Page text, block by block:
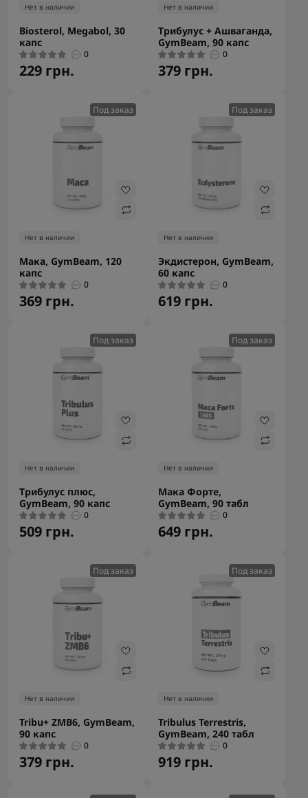
Нет в наличии
Biosterol, Megabol, 30
капс
0
229 грн.
Нет в наличии
Трибулус + Ашваганда,
GymBeam, 90 капс
0
379 грн.
Под заказ
Нет в наличии
Мака, GymBeam, 120
капс
0
369 грн.
Под заказ
Нет в наличии
Экдистерон, GymBeam,
60 капс
0
619 грн.
Под заказ
Нет в наличии
Трибулус плюс,
GymBeam, 90 капс
0
509 грн.
Под заказ
Нет в наличии
Мака Форте,
GymBeam, 90 табл
0
649 грн.
Под заказ
Нет в наличии
Tribu+ ZMB6, GymBeam,
90 капс
0
379 грн.
Под заказ
Нет в наличии
Tribulus Terrestris,
GymBeam, 240 табл
0
919 грн.